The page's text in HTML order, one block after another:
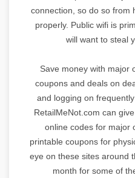
connection, so do so from
properly. Public wifi is
will want to steal
Save money with major
coupons and deals on
and logging on
RetailMeNot.com can
online codes for major
printable coupons for
eye on these sites around
month for some of